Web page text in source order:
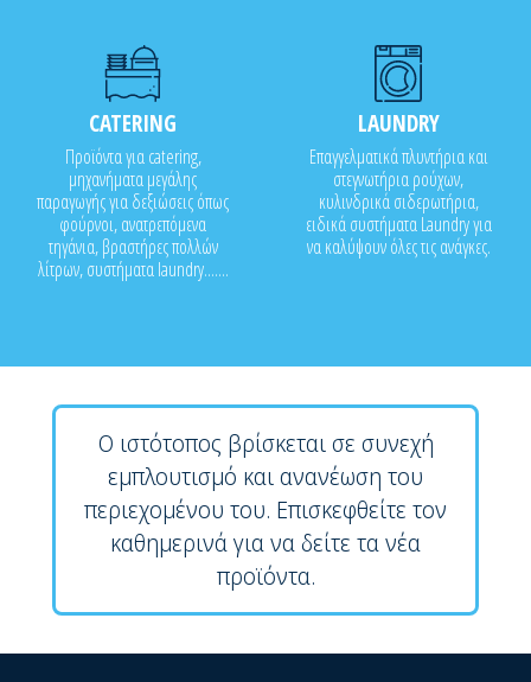
CATERING
Προϊόντα για catering,
μηχανήματα μεγάλης
παραγωγής για δεξιώσεις όπως
φούρνοι, ανατρεπόμενα
τηγάνια, βραστήρες πολλών
λίτρων, συστήματα laundry.......
LAUNDRY
Επαγγελματικά πλυντήρια και
στεγνωτήρια ρούχων,
κυλινδρικά σιδερωτήρια,
ειδικά συστήματα Laundry για
να καλύψουν όλες τις ανάγκες.
Ο ιστότοπος βρίσκεται σε συνεχή
εμπλουτισμό και ανανέωση του
περιεχομένου του. Επισκεφθείτε τον
καθημερινά για να δείτε τα νέα
προϊόντα.